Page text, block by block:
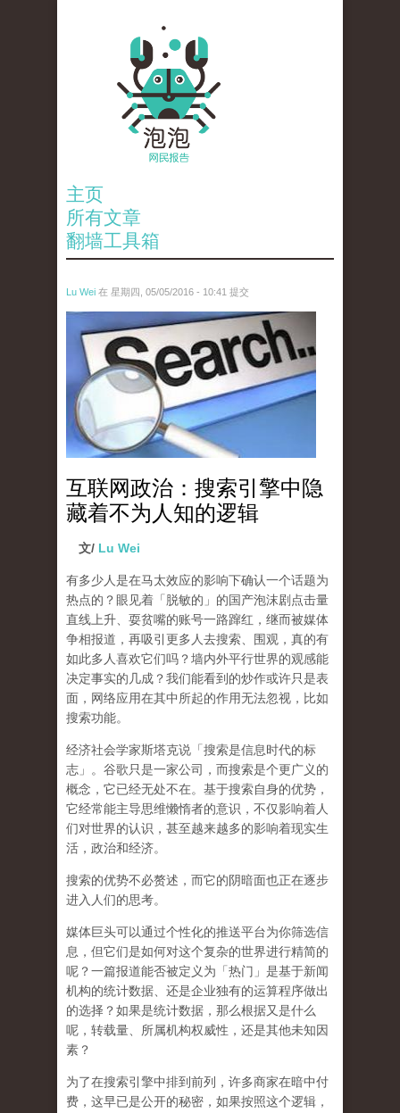
主页
所有文章
翻墙工具箱
Lu Wei 在 星期四, 05/05/2016 - 10:41 提交
wen_tou_tu_3.jpeg
互联网政治：搜索引擎中隐
藏着不为人知的逻辑
文/ Lu Wei
有多少人是在马太效应的影响下确认一个话题为
热点的？眼见着「脱敏的」的国产泡沫剧点击量
直线上升、耍贫嘴的账号一路蹿红，继而被媒体
争相报道，再吸引更多人去搜索、围观，真的有
如此多人喜欢它们吗？墙内外平行世界的观感能
决定事实的几成？我们能看到的炒作或许只是表
面，网络应用在其中所起的作用无法忽视，比如
搜索功能。
经济社会学家斯塔克说「搜索是信息时代的标
志」。谷歌只是一家公司，而搜索是个更广义的
概念，它已经无处不在。基于搜索自身的优势，
它经常能主导思维懒惰者的意识，不仅影响着人
们对世界的认识， 甚至越来越多的影响着现实生
活，政治和经济。
搜索的优势不必赘述，而它的阴暗面也正在逐步
进入人们的思考。
媒体巨头可以通过个性化的推送平台为你筛选信
息，但它们是如何对这个复杂的世界进行精简的
呢？一篇报道能否被定义为「热门」是基于新闻
机构的统计数据、还是企业独有的运算程序做出
的选择？如果是统计数据，那么根据又是什么
呢，转载量、所属机构权威性，还是其他未知因
素？
为了在搜索引擎中排到前列，许多商家在暗中付
费，这早已是公开的秘密，如果按照这个逻辑，